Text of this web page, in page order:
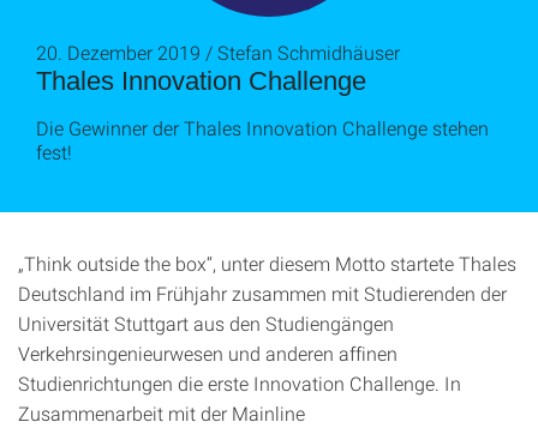
Thales Innovation Challenge
20. Dezember 2019 / Stefan Schmidhäuser
Die Gewinner der Thales Innovation Challenge stehen
fest!
„Think outside the box“, unter diesem Motto startete Thales
Deutschland im Frühjahr zusammen mit Studierenden der
Universität Stuttgart aus den Studiengängen
Verkehrsingenieurwesen und anderen affinen
Studienrichtungen die erste Innovation Challenge. In
Zusammenarbeit mit der Mainline